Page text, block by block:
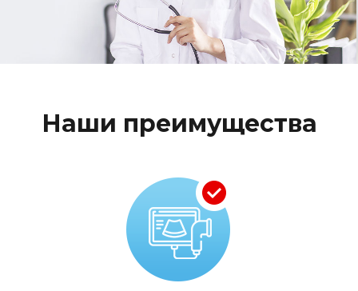
Наши преимущества